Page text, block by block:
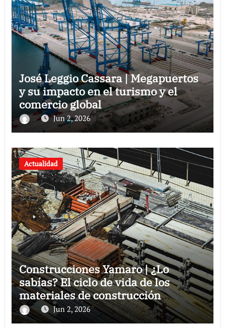
José Leggio Cassara | Megapuertos
y su impacto en el turismo y el
comercio global
Jun 2, 2026
Actualidad
Construcciones Yamaro | ¿Lo
sabías? El ciclo de vida de los
materiales de construcción
revoluciona eficiencia en proyectos
modernos
Jun 2, 2026